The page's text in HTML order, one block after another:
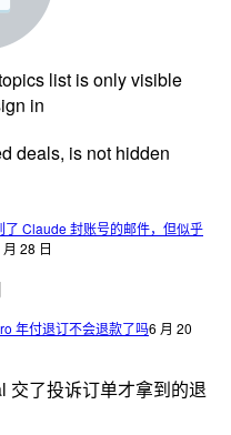
list is only visible
in
deals, is not hidden
了 Claude 封账号的邮件，但似乎
28 日
年付退订不会退款了吗6 月 20
交了投诉订单才拿到的退